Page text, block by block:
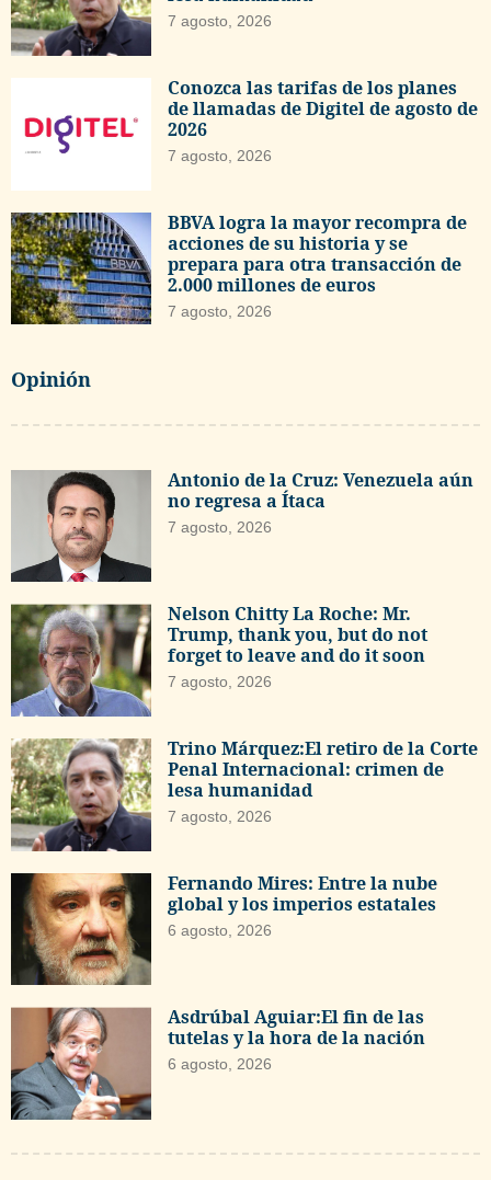
7 agosto, 2026
Conozca las tarifas de los planes
de llamadas de Digitel de agosto de
2026
7 agosto, 2026
BBVA logra la mayor recompra de
acciones de su historia y se
prepara para otra transacción de
2.000 millones de euros
7 agosto, 2026
Opinión
Antonio de la Cruz: Venezuela aún
no regresa a Ítaca
7 agosto, 2026
Nelson Chitty La Roche: Mr.
Trump, thank you, but do not
forget to leave and do it soon
7 agosto, 2026
Trino Márquez:El retiro de la Corte
Penal Internacional: crimen de
lesa humanidad
7 agosto, 2026
Fernando Mires: Entre la nube
global y los imperios estatales
6 agosto, 2026
Asdrúbal Aguiar:El fin de las
tutelas y la hora de la nación
6 agosto, 2026